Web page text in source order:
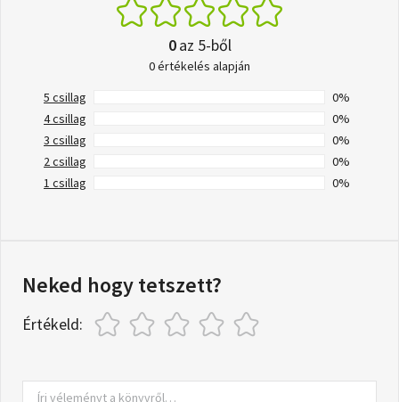
0az 5-ből
0 értékelés alapján
5 csillag
0%
4 csillag
0%
3 csillag
0%
2 csillag
0%
1 csillag
0%
Neked hogy tetszett?
Értékeld: